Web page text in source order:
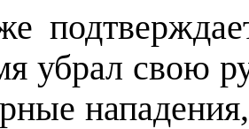
убрал свою